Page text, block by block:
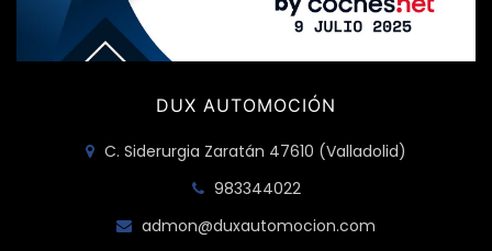
DUX AUTOMOCIÓN
C. Siderurgia Zaratán 47610 (Valladolid)
983344022
admon@duxautomocion.com